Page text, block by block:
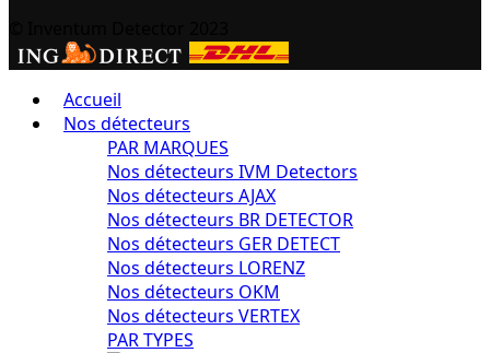
Accueil
Nos détecteurs
PAR MARQUES
Nos détecteurs IVM Detectors
Nos détecteurs AJAX
Nos détecteurs BR DETECTOR
Nos détecteurs GER DETECT
Nos détecteurs LORENZ
Nos détecteurs OKM
Nos détecteurs VERTEX
PAR TYPES